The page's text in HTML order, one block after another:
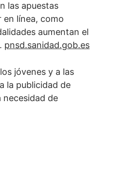
las apuestas
en línea, como
aumentan el
pnsd.sanidad.gob.es
jóvenes y a las
la publicidad de
necesidad de